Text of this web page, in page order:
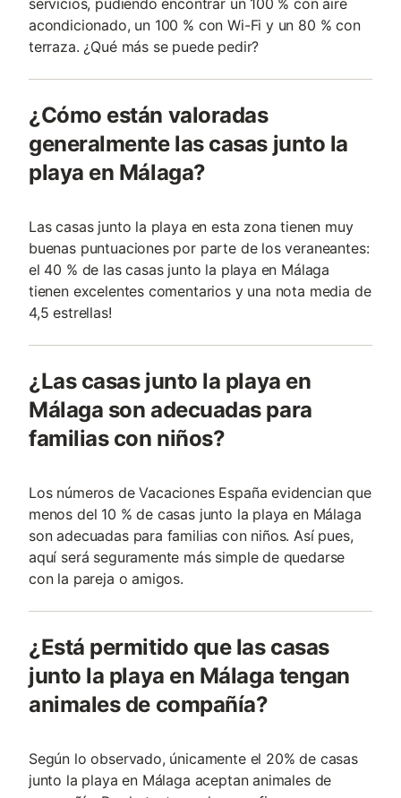
acondicionado, un 100 % con Wi-Fi y un 80 % con
terraza. ¿Qué más se puede pedir?
¿Cómo están valoradas
generalmente las casas junto la
playa en Málaga?
Las casas junto la playa en esta zona tienen muy
buenas puntuaciones por parte de los veraneantes:
el 40 % de las casas junto la playa en Málaga
tienen excelentes comentarios y una nota media de
4,5 estrellas!
¿Las casas junto la playa en
Málaga son adecuadas para
familias con niños?
Los números de Vacaciones España evidencian que
menos del 10 % de casas junto la playa en Málaga
son adecuadas para familias con niños. Así pues,
aquí será seguramente más simple de quedarse
con la pareja o amigos.
¿Está permitido que las casas
junto la playa en Málaga tengan
animales de compañía?
Según lo observado, únicamente el 20% de casas
junto la playa en Málaga aceptan animales de